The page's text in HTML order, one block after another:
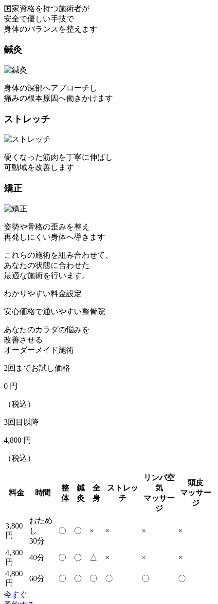
国家資格を持つ施術者が
安全で優しい手技で
身体のバランスを整えます
鍼灸
身体の深部へアプローチし
痛みの根本原因へ働きかけます
ストレッチ
硬くなった筋肉を丁寧に伸ばし
可動域を改善します
矯正
姿勢や骨格の歪みを整え
再発しにくい身体へ導きます
これらの施術を組み合わせて、
あなたの状態に合わせた
最適な施術を行います。
わかりやすい料金設定
安心価格で通いやすい整骨院
あなたのカラダの悩みを
改善させる
オーダーメイド施術
2回までお試し価格
0 円
（税込）
3回目以降
4,800 円
（税込）
料金 時間
整
体
鍼
灸
全
身
ストレッ
チ
リンパ空
気
マッサー
ジ
頭皮
マッサー
ジ
3,800
円
おため
し
30分
〇 〇 × × × ×
4,300
円
40分 〇 〇 △ × ×
×
4,800
円
60分 〇 〇 〇 〇 〇
〇
今すぐ